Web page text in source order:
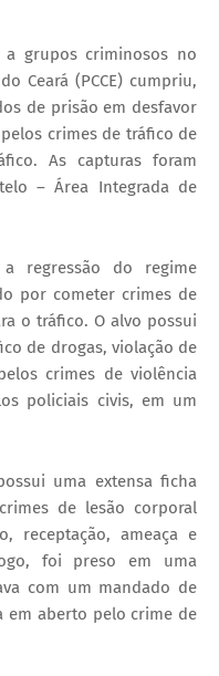
a grupos criminosos no
Ceará (PCCE) cumpriu,
de prisão em desfavor
crimes de tráfico de
As capturas foram
– Área Integrada de
regressão do regime
por cometer crimes de
o tráfico. O alvo possui
de drogas, violação de
crimes de violência
policiais civis, em um
uma extensa ficha
de lesão corporal
receptação, ameaça e
foi preso em uma
com um mandado de
em aberto pelo crime de